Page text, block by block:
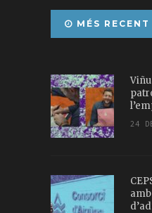
MÉS RECENT
24